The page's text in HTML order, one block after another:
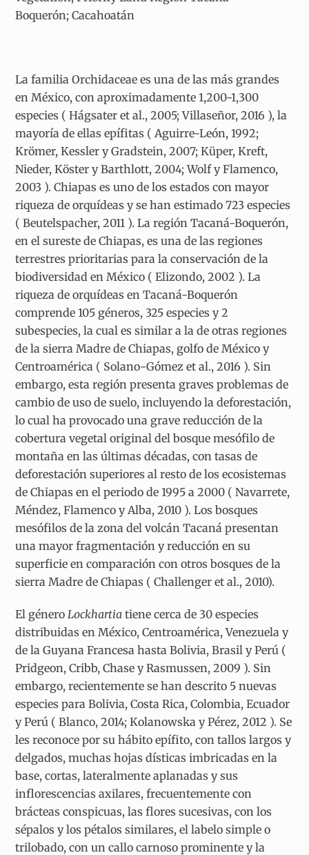
Boquerón; Cacahoatán
La familia Orchidaceae es una de las más grandes
en México, con aproximadamente 1,200-1,300
especies ( Hágsater et al., 2005; Villaseñor, 2016 ), la
mayoría de ellas epífitas ( Aguirre-León, 1992;
Krömer, Kessler y Gradstein, 2007; Küper, Kreft,
Nieder, Köster y Barthlott, 2004; Wolf y Flamenco,
2003 ). Chiapas es uno de los estados con mayor
riqueza de orquídeas y se han estimado 723 especies
( Beutelspacher, 2011 ). La región Tacaná-Boquerón,
en el sureste de Chiapas, es una de las regiones
terrestres prioritarias para la conservación de la
biodiversidad en México ( Elizondo, 2002 ). La
riqueza de orquídeas en Tacaná-Boquerón
comprende 105 géneros, 325 especies y 2
subespecies, la cual es similar a la de otras regiones
de la sierra Madre de Chiapas, golfo de México y
Centroamérica ( Solano-Gómez et al., 2016 ). Sin
embargo, esta región presenta graves problemas de
cambio de uso de suelo, incluyendo la deforestación,
lo cual ha provocado una grave reducción de la
cobertura vegetal original del bosque mesófilo de
montaña en las últimas décadas, con tasas de
deforestación superiores al resto de los ecosistemas
de Chiapas en el periodo de 1995 a 2000 ( Navarrete,
Méndez, Flamenco y Alba, 2010 ). Los bosques
mesófilos de la zona del volcán Tacaná presentan
una mayor fragmentación y reducción en su
superficie en comparación con otros bosques de la
sierra Madre de Chiapas ( Challenger et al., 2010).
El géneroLockhartia tiene cerca de 30 especies
distribuidas en México, Centroamérica, Venezuela y
de la Guyana Francesa hasta Bolivia, Brasil y Perú (
Pridgeon, Cribb, Chase y Rasmussen, 2009 ). Sin
embargo, recientemente se han descrito 5 nuevas
especies para Bolivia, Costa Rica, Colombia, Ecuador
y Perú ( Blanco, 2014; Kolanowska y Pérez, 2012 ). Se
les reconoce por su hábito epífito, con tallos largos y
delgados, muchas hojas dísticas imbricadas en la
base, cortas, lateralmente aplanadas y sus
inflorescencias axilares, frecuentemente con
brácteas conspicuas, las flores sucesivas, con los
sépalos y los pétalos similares, el labelo simple o
trilobado, con un callo carnoso prominente y la